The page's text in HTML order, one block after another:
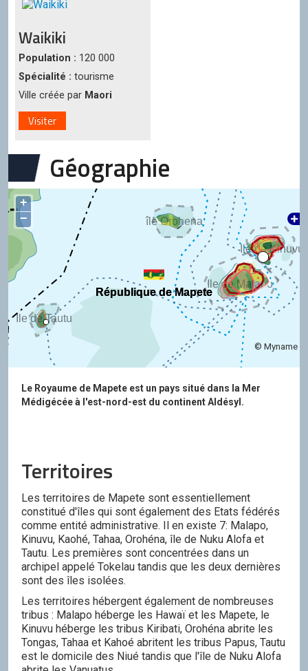
Waikiki
Population : 120 000
Spécialité : tourisme
Ville créée par Maori
Visiter
Géographie
Ile de Malapo
Ile de Kinuvu
Ile de Tautu
île Orohena
République de Mapete
République de Mapete
+
−
© Myname
Le Royaume de Mapete est un pays situé dans la Mer
Médigécée à l'est-nord-est du continent Aldésyl.
Territoires
Les territoires de Mapete sont essentiellement
constitué d'îles qui sont également des Etats fédérés
comme entité administrative. Il en existe 7: Malapo,
Kinuvu, Kaohé, Tahaa, Orohéna, île de Nuku Alofa et
Tautu. Les premières sont concentrées dans un
archipel appelé Tokelau tandis que les deux dernières
sont des îles isolées.
Les territoires hébergent également de nombreuses
tribus : Malapo héberge les Hawaï et les Mapete, le
Kinuvu héberge les tribus Kiribati, Orohéna abrite les
Tongas, Tahaa et Kahoé abritent les tribus Papus, Tautu
est le domicile des Niué tandis que l'île de Nuku Alofa